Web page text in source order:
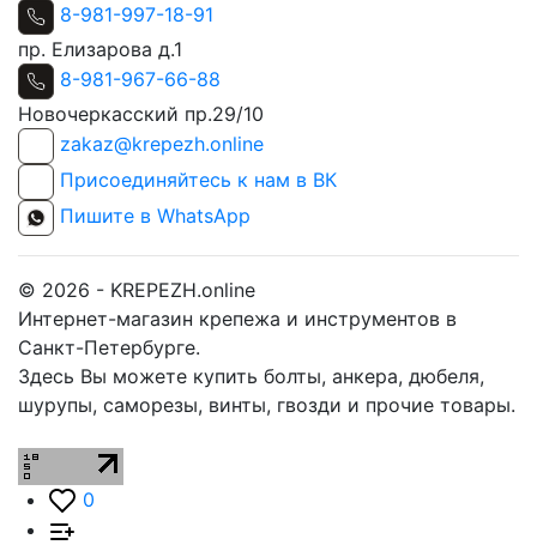
8-981-997-18-91
пр. Елизарова д.1
8-981-967-66-88
Новочеркасский пр.29/10
zakaz@krepezh.online
Присоединяйтесь к нам в ВК
Пишите в WhatsApp
© 2026 - KREPEZH.online
Интернет-магазин крепежа и инструментов в
Санкт-Петербурге.
Здесь Вы можете купить болты, анкера, дюбеля,
шурупы, саморезы, винты, гвозди и прочие товары.
0